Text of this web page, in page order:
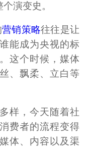
演变史。
营销策略往往是让
能成为央视的标
这个时候，媒体
、飘柔、立白等
样，今天随着社
费者的流程变得
体、内容以及渠